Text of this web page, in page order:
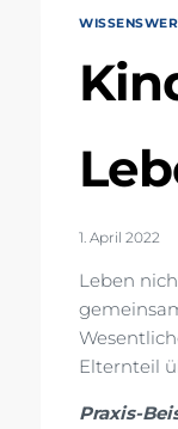
1. April 2022
Leben
Elternteil
Praxis-